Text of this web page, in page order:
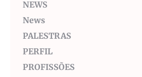
NEWS
News
PALESTRAS
PERFIL
PROFISSÕES